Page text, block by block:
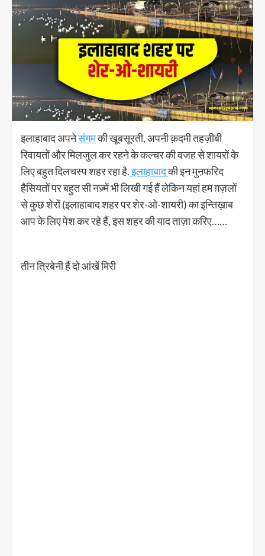
इलाहाबाद अपनेसंगमकी खूबसूरती, अपनी क़दमी तहज़ीबी
रिवायतों और मिलजुल कर रहने के कल्चर की वजह से शायरों के
लिए बहुत दिलचस्प शहर रहा है.इलाहाबादकी इन मुऩफरिद
हैसियतों पर बहुत सी नज़्में भी लिखी गई हैं लेकिन यहां हम ग़ज़लों
से कुछ शेरों (इलाहाबाद शहर पर शेर-ओ-शायरी) का इन्तिख़ाब
आप के लिए पेश कर रहे हैं, इस शहर की याद ताज़ा करिए……
तीन त्रिबेनी हैं दो आंखें मिरी